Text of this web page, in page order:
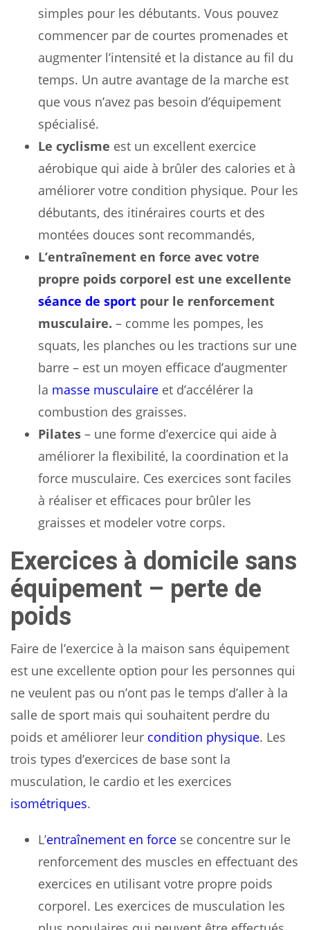
simples pour les débutants. Vous pouvez
commencer par de courtes promenades et
augmenter l’intensité et la distance au fil du
temps. Un autre avantage de la marche est
que vous n’avez pas besoin d’équipement
spécialisé.
Le cyclisme est un excellent exercice
aérobique qui aide à brûler des calories et à
améliorer votre condition physique. Pour les
débutants, des itinéraires courts et des
montées douces sont recommandés,
L’entraînement en force avec votre
propre poids corporel est une excellente
séance de sport pour le renforcement
musculaire. – comme les pompes, les
squats, les planches ou les tractions sur une
barre – est un moyen efficace d’augmenter
la masse musculaire et d’accélérer la
combustion des graisses.
Pilates – une forme d’exercice qui aide à
améliorer la flexibilité, la coordination et la
force musculaire. Ces exercices sont faciles
à réaliser et efficaces pour brûler les
graisses et modeler votre corps.
Exercices à domicile sans
équipement – ​​perte de
poids
Faire de l’exercice à la maison sans équipement
est une excellente option pour les personnes qui
ne veulent pas ou n’ont pas le temps d’aller à la
salle de sport mais qui souhaitent perdre du
poids et améliorer leur condition physique. Les
trois types d’exercices de base sont la
musculation, le cardio et les exercices
isométriques.
L’entraînement en force se concentre sur le
renforcement des muscles en effectuant des
exercices en utilisant votre propre poids
corporel. Les exercices de musculation les